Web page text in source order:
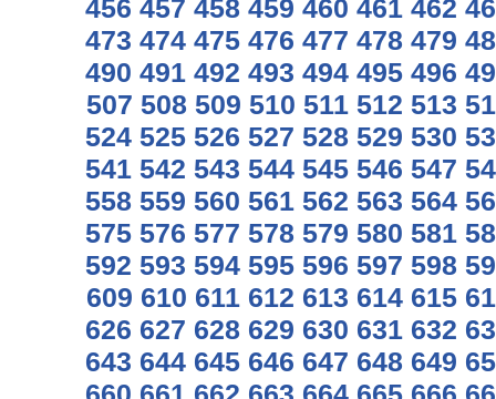
456 457 458 459 460 461 462
473 474 475 476 477 478 479
490 491 492 493 494 495 496
507 508 509 510 511 512 513
524 525 526 527 528 529 530
541 542 543 544 545 546 547
558 559 560 561 562 563 564
575 576 577 578 579 580 581
592 593 594 595 596 597 598
609 610 611 612 613 614 615
626 627 628 629 630 631 632
643 644 645 646 647 648 649